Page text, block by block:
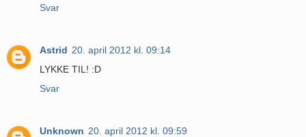
Svar
Astrid 20. april 2012 kl. 09:14
LYKKE TIL! :D
Svar
Unknown 20. april 2012 kl. 09:59